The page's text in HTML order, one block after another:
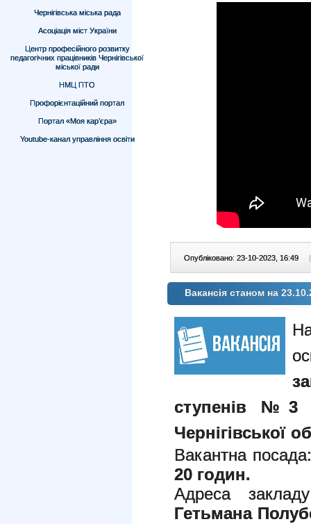
Чернігівська міська рада
Асоціація міст України
Центр професійного розвитку
педагогічних працівників Чернігівської
міської ради
НМЦ ПТО
Профорієнтаційний портал
Портал «Моя кар’єра»
Youtube-канал управління освіти
Опубліковано: 23-10-2023, 16:49
Вакансія станом на
ступенів №3
Чернігівської
Вакантна
20 годин.
Адреса
Гетьмана